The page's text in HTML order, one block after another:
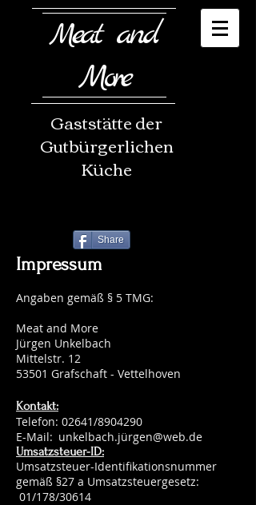
Meat and
More
Gaststätte der
Gutbürgerlichen
Küche
Share
Impressum
Angaben gemäß § 5 TMG:
Meat and More
Jürgen Unkelbach
Mittelstr. 12
53501 Grafschaft - Vettelhoven
Kontakt:
Telefon: 02641/8904290
E-Mail: unkelbach.jürgen@web.de
Umsatzsteuer-ID:
Umsatzsteuer-Identifikationsnummer
gemäß §27 a Umsatzsteuergesetz:
01/178/30614